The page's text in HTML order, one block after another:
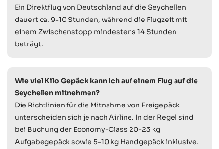
Ein Direktflug von Deutschland auf die Seychellen
dauert ca. 9-10 Stunden, während die Flugzeit mit
einem Zwischenstopp mindestens 14 Stunden
beträgt.
Wie viel Kilo Gepäck kann ich auf einem Flug auf die
Seychellen mitnehmen?
Die Richtlinien für die Mitnahme von Freigepäck
unterscheiden sich je nach Airline. In der Regel sind
bei Buchung der Economy-Class 20-23 kg
Aufgabegepäck sowie 5-10 kg Handgepäck inklusive.